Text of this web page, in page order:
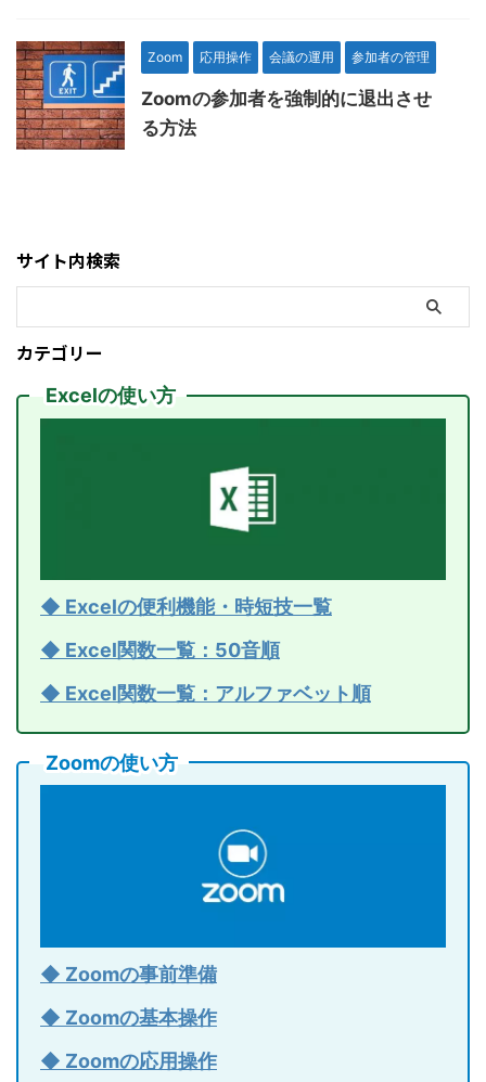
Zoom 応用操作 会議の運用 参加者の管理
Zoomの参加者を強制的に退出させ
る方法
サイト内検索
カテゴリー
Excelの使い方
◆ Excelの便利機能・時短技一覧
◆ Excel関数一覧：50音順
◆ Excel関数一覧：アルファベット順
Zoomの使い方
◆ Zoomの事前準備
◆ Zoomの基本操作
◆ Zoomの応用操作